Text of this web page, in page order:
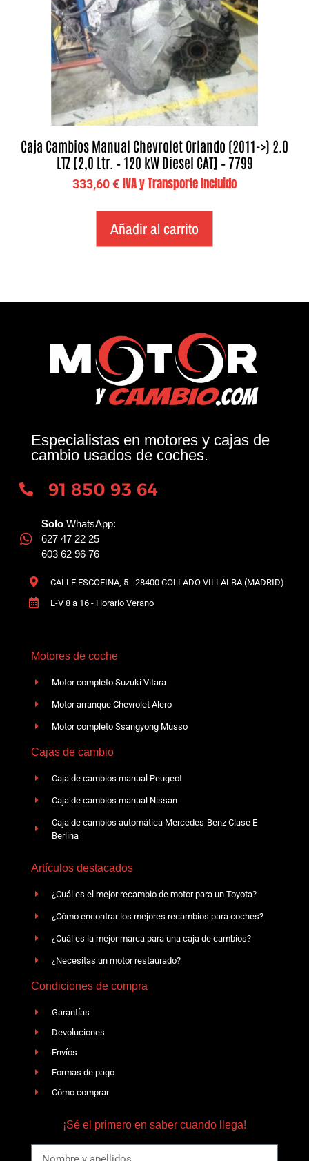
Caja Cambios Manual Chevrolet Orlando (2011->) 2.0
LTZ [2,0 Ltr. – 120 kW Diesel CAT] – 7799
333,60€ IVA y Transporte Incluido
Añadir al carrito
Especialistas en motores y cajas de
cambio usados de coches.
91 850 93 64
Solo WhatsApp:
627 47 22 25
603 62 96 76
CALLE ESCOFINA, 5 - 28400 COLLADO VILLALBA (MADRID)
L-V 8 a 16 - Horario Verano
Motores de coche
Motor completo Suzuki Vitara
Motor arranque Chevrolet Alero
Motor completo Ssangyong Musso
Cajas de cambio
Caja de cambios manual Peugeot
Caja de cambios manual Nissan
Caja de cambios automática Mercedes-Benz Clase E
Berlina
Artículos destacados
¿Cuál es el mejor recambio de motor para un Toyota?
¿Cómo encontrar los mejores recambios para coches?
¿Cuál es la mejor marca para una caja de cambios?
¿Necesitas un motor restaurado?
Condiciones de compra
Garantías
Devoluciones
Envíos
Formas de pago
Cómo comprar
¡Sé el primero en saber cuando llega!